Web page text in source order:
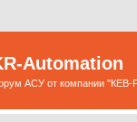
Automation
АСУ от компании "КЕВ-